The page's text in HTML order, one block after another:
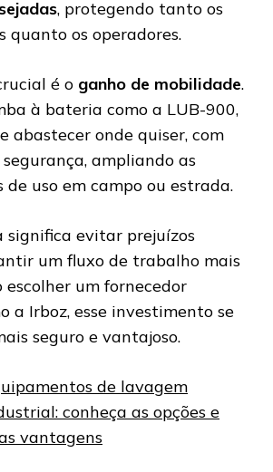
, protegendo tanto os
quanto os operadores.
é o ganho de mobilidade.
à bateria como a LUB-900,
abastecer onde quiser, com
ampliando as
de uso em campo ou estrada.
significa evitar prejuízos
um fluxo de trabalho mais
escolher um fornecedor
a Irboz, esse investimento se
seguro e vantajoso.
de lavagem
conheça as opções e
vantagens